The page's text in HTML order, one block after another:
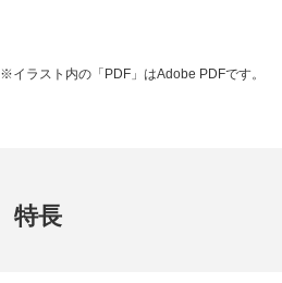
※イラスト内の「PDF」はAdobe PDFです。
特長